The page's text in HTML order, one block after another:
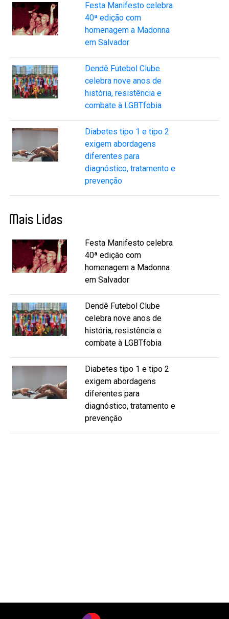
Festa Manifesto celebra
40ª edição com
homenagem a Madonna
em Salvador
Dendê Futebol Clube
celebra nove anos de
história, resistência e
combate à LGBTfobia
Diabetes tipo 1 e tipo 2
exigem abordagens
diferentes para
diagnóstico, tratamento e
prevenção
Mais Lidas
Festa Manifesto celebra
40ª edição com
homenagem a Madonna
em Salvador
Dendê Futebol Clube
celebra nove anos de
história, resistência e
combate à LGBTfobia
Diabetes tipo 1 e tipo 2
exigem abordagens
diferentes para
diagnóstico, tratamento e
prevenção